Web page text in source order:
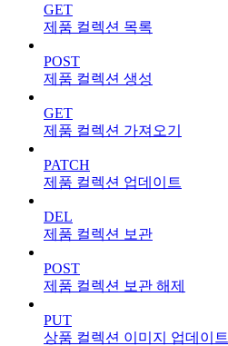
GET
제품 컬렉션 목록
POST
제품 컬렉션 생성
GET
제품 컬렉션 가져오기
PATCH
제품 컬렉션 업데이트
DEL
제품 컬렉션 보관
POST
제품 컬렉션 보관 해제
PUT
상품 컬렉션 이미지 업데이트